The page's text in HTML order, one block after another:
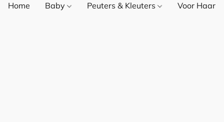
Home Baby Peuters & Kleuters Voor Haar